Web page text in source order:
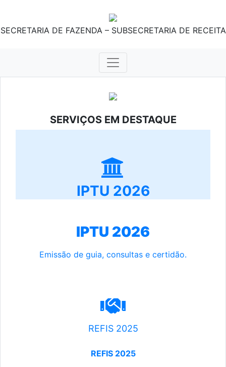
SECRETARIA DE FAZENDA – SUBSECRETARIA DE RECEITA
SERVIÇOS EM DESTAQUE
IPTU 2026
IPTU 2026
Emissão de guia, consultas e certidão.
REFIS 2025
REFIS 2025